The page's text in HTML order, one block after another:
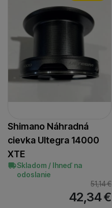
Shimano Náhradná
cievka Ultegra 14000
XTE
Skladom / Ihneď na
odoslanie
51,14€
42,34€